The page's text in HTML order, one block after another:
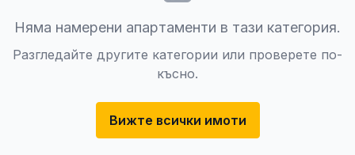
Няма намерени апартаменти в тази категория.
Разгледайте другите категории или проверете по-
късно.
Вижте всички имоти